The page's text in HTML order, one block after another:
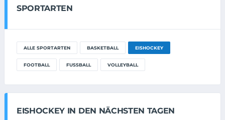
SPORTARTEN
ALLE SPORTARTEN BASKETBALL EISHOCKEY
FOOTBALL FUSSBALL VOLLEYBALL
EISHOCKEY IN DEN NÄCHSTEN TAGEN